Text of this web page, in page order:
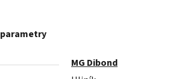
MG Dibond